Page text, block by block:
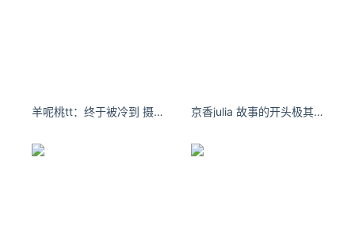
羊呢桃tt：终于被冷到 摄入点甜食 来取暖 京香julia 故事的开头极其温柔，但结局配不上整个开头。